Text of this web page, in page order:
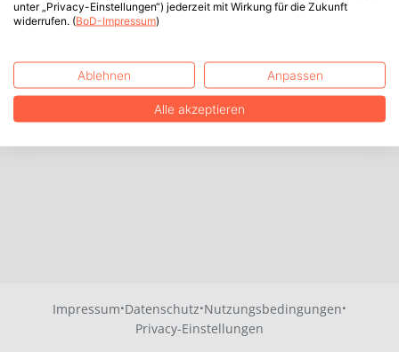
Impressum·Datenschutz·Nutzungsbedingungen·
Privacy-Einstellungen
unter „Privacy-Einstellungen“) jederzeit mit Wirkung für die Zukunft
widerrufen. (BoD-Impressum)
Ablehnen Anpassen
Alle akzeptieren